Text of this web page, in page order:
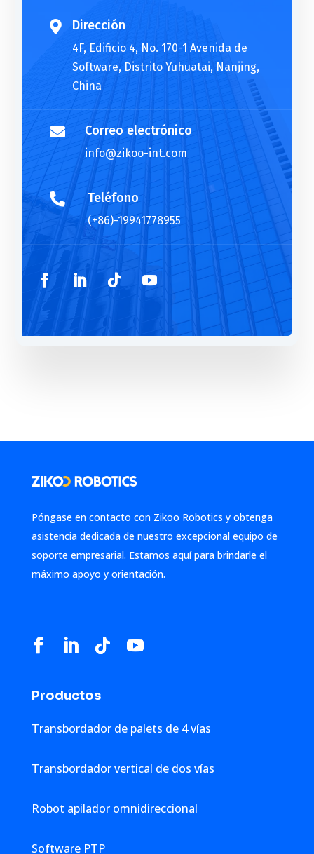
 Dirección
4F, Edificio 4, No. 170-1 Avenida de
Software, Distrito Yuhuatai, Nanjing,
China
 Correo electrónico
info@zikoo-int.com
 Teléfono
(+86)-19941778955
Póngase en contacto con Zikoo Robotics y obtenga
asistencia dedicada de nuestro excepcional equipo de
soporte empresarial. Estamos aquí para brindarle el
máximo apoyo y orientación.
Productos
Transbordador de palets de 4 vías
Transbordador vertical de dos vías
Robot apilador omnidireccional
Software PTP